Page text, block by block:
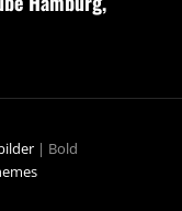
| Bold